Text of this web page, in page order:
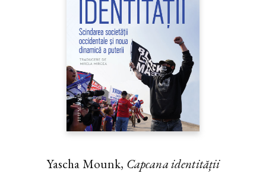
Yascha Mounk, Capcana identității